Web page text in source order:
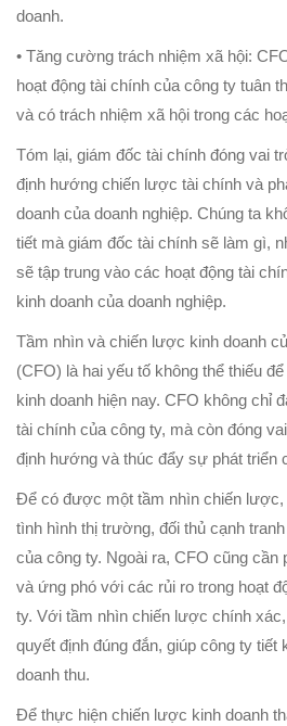
doanh.
• Tăng cường trách nhiệm xã hội:
hoạt động tài chính của công ty tuân
và có trách nhiệm xã hội trong các
Tóm lại, giám đốc tài chính đóng vai
định hướng chiến lược tài chính và
doanh của doanh nghiệp. Chúng ta
tiết mà giám đốc tài chính sẽ làm gì,
sẽ tập trung vào các hoạt động tài
kinh doanh của doanh nghiệp.
Tầm nhìn và chiến lược kinh doanh
(CFO) là hai yếu tố không thể thiếu
kinh doanh hiện nay. CFO không chỉ
tài chính của công ty, mà còn đóng
định hướng và thúc đẩy sự phát triển
Để có được một tầm nhìn chiến lược,
tình hình thị trường, đối thủ cạnh
của công ty. Ngoài ra, CFO cũng cần
và ứng phó với các rủi ro trong hoạt
ty. Với tầm nhìn chiến lược chính
quyết định đúng đắn, giúp công ty tiết
doanh thu.
Để thực hiện chiến lược kinh doanh